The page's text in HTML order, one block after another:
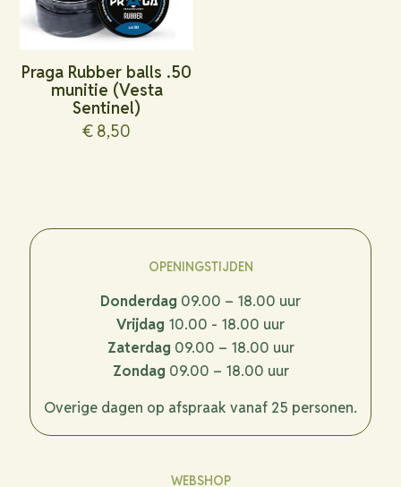
Praga Rubber balls .50
munitie (Vesta
Sentinel)
€ 8,50
OPENINGSTIJDEN
Donderdag 09.00 – 18.00 uur
Vrijdag 10.00 - 18.00 uur
Zaterdag 09.00 – 18.00 uur
Zondag 09.00 – 18.00 uur
Overige dagen op afspraak vanaf 25 personen.
WEBSHOP